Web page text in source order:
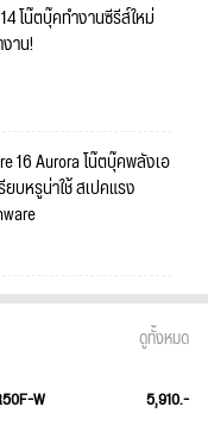
โน๊ตบุ๊คทำงานซีรีส์ใหม่
าน!
16 Aurora โน๊ตบุ๊คพลังเอ
ยบหรูน่าใช้ สเปคแรง
ดูทั้งหมด
W 5,910.-